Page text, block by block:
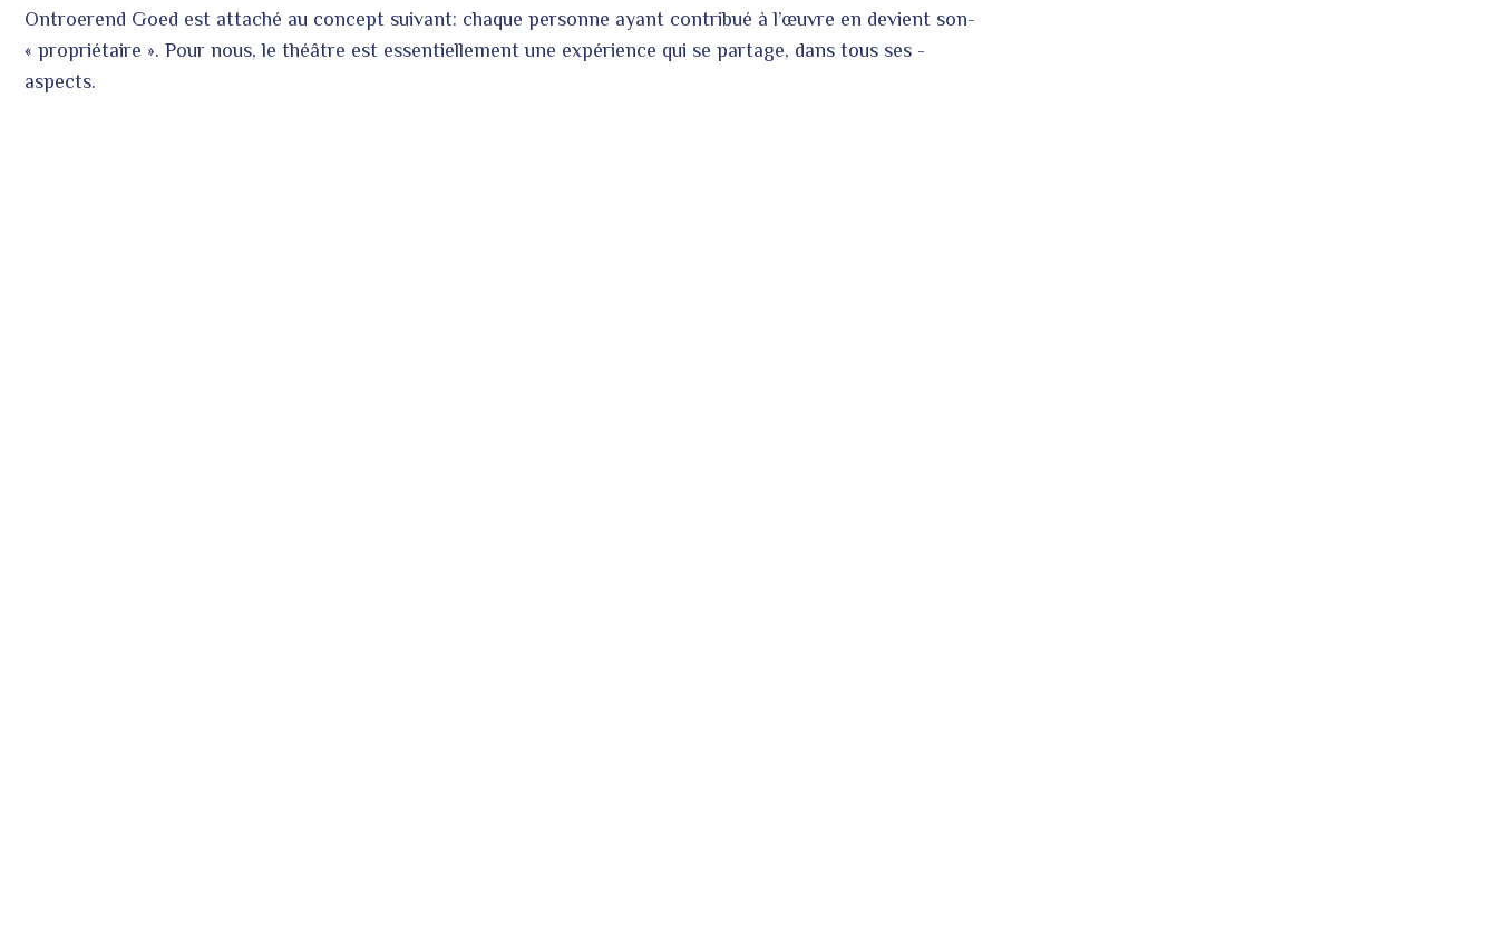
Ontroerend Goed est attaché au concept suivant: chaque personne ayant contribué à l’œuvre en­ devient­ son­
« propriétaire ». Pour nous, le théâtre est essentiellement une expérience qui se ­partage, dans ­tous ­ses ­
aspects.